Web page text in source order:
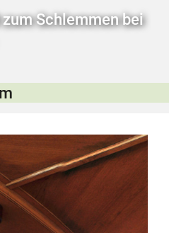
Schlemmen bei